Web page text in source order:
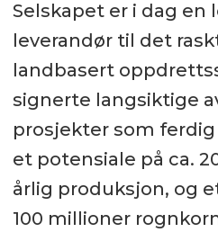
Colombia.
Benchmark
ledende i verden
genetiske
I Norge har
landbaserte
Selskapet er i dag en
leverandør til det
landbasert
signerte langsiktige
prosjekter som
et potensiale på ca.
årlig produksjon, og
100 millioner